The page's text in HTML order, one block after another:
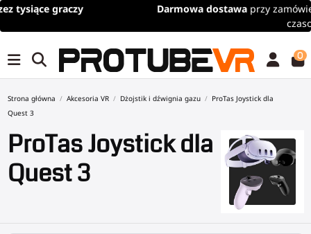
Darmowa dostawa
przy zamówieniach powyżej 100€/115$ (limit
0
Strona główna Akcesoria VR Dżojstik i dźwignia gazu
ProTas Joystick dla
Quest 3
ProTas Joystick dla
Quest 3